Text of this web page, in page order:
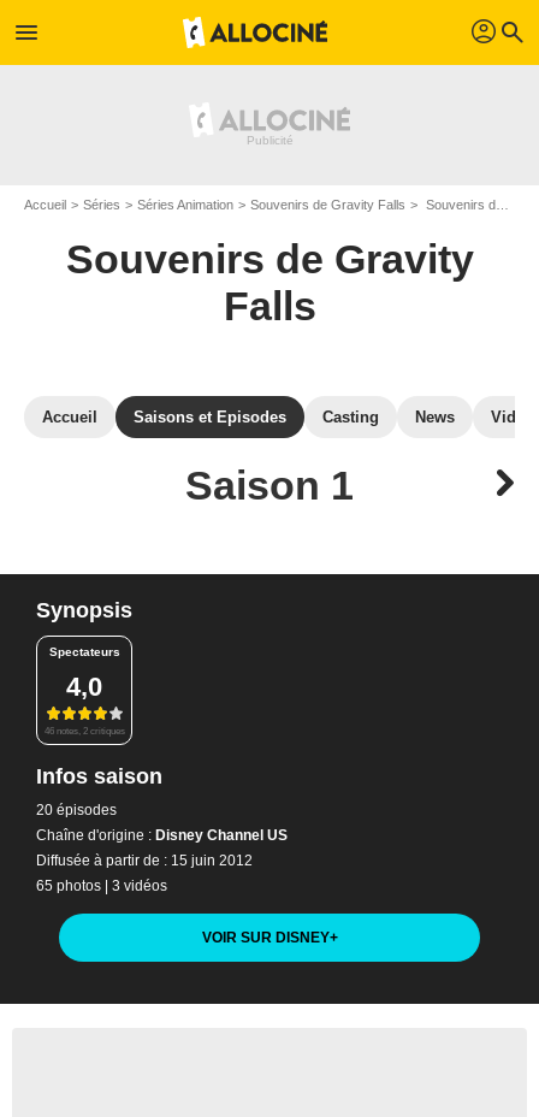
menu profil search
Accueil Séries Séries Animation Souvenirs de Gravity Falls Souvenirs de Gravity Falls : Episodes de la saison 1
Souvenirs de Gravity
Falls
Accueil Saisons et Episodes Casting News
Saison 1
Synopsis
Spectateurs
4,0
46 notes, 2 critiques
Infos saison
20 épisodes
Chaîne d'origine : Disney Channel US
Diffusée à partir de : 15 juin 2012
65 photos | 3 vidéos
VOIR SUR DISNEY+